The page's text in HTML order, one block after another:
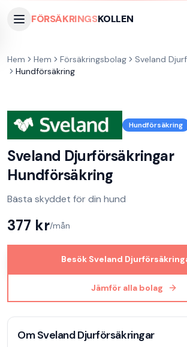
FÖRSÄKRINGSKOLLEN
Hem Hem Försäkringsbolag
Sveland
Hundförsäkring
Hundförsäkring
Sveland Djurförsäkringar
Hundförsäkring
Bästa skyddet för din hund
377 kr/mån
Besök Sveland
Jämför alla bolag
OmSveland Djurförsäkringar